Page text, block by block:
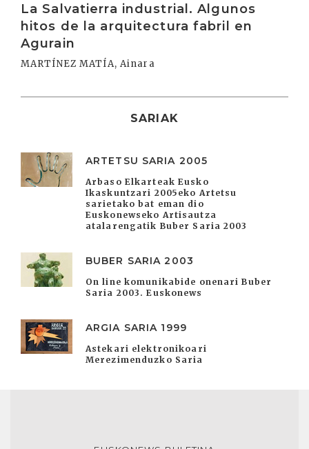
La Salvatierra industrial. Algunos
hitos de la arquitectura fabril en
Agurain
MARTÍNEZ MATÍA, Ainara
SARIAK
ARTETSU SARIA 2005
Arbaso Elkarteak Eusko
Ikaskuntzari 2005eko Artetsu
sarietako bat eman dio
Euskonewseko Artisautza
atalarengatik Buber Saria 2003
BUBER SARIA 2003
On line komunikabide onenari Buber
Saria 2003. Euskonews
ARGIA SARIA 1999
Astekari elektronikoari
Merezimenduzko Saria